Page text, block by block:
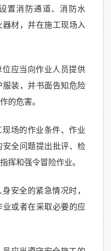
置消防通道、消防水
材，并在施工现场入
应当向作业人员提供
装，并书面告知危险
的危害。
场的作业条件、作业
全问题提出批评、检
挥和强令冒险作业。
安全的紧急情况时，
或者在采取必要的应